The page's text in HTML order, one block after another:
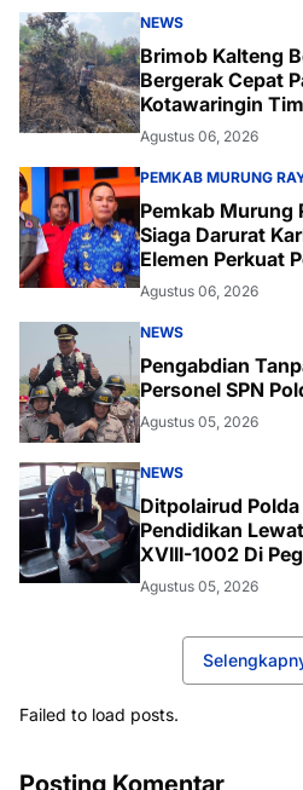
NEWS
Brimob Kalteng
Bergerak Cepat
Kotawaringin
Agustus 06, 2026
PEMKAB MURUNG
Pemkab Murung
Siaga Darurat
Elemen Perkuat
Agustus 06, 2026
NEWS
Pengabdian
Personel SPN
Agustus 05, 2026
NEWS
Ditpolairud
Pendidikan
XVIII-1002 Di
Agustus 05, 2026
Failed to load posts.
Posting Komentar